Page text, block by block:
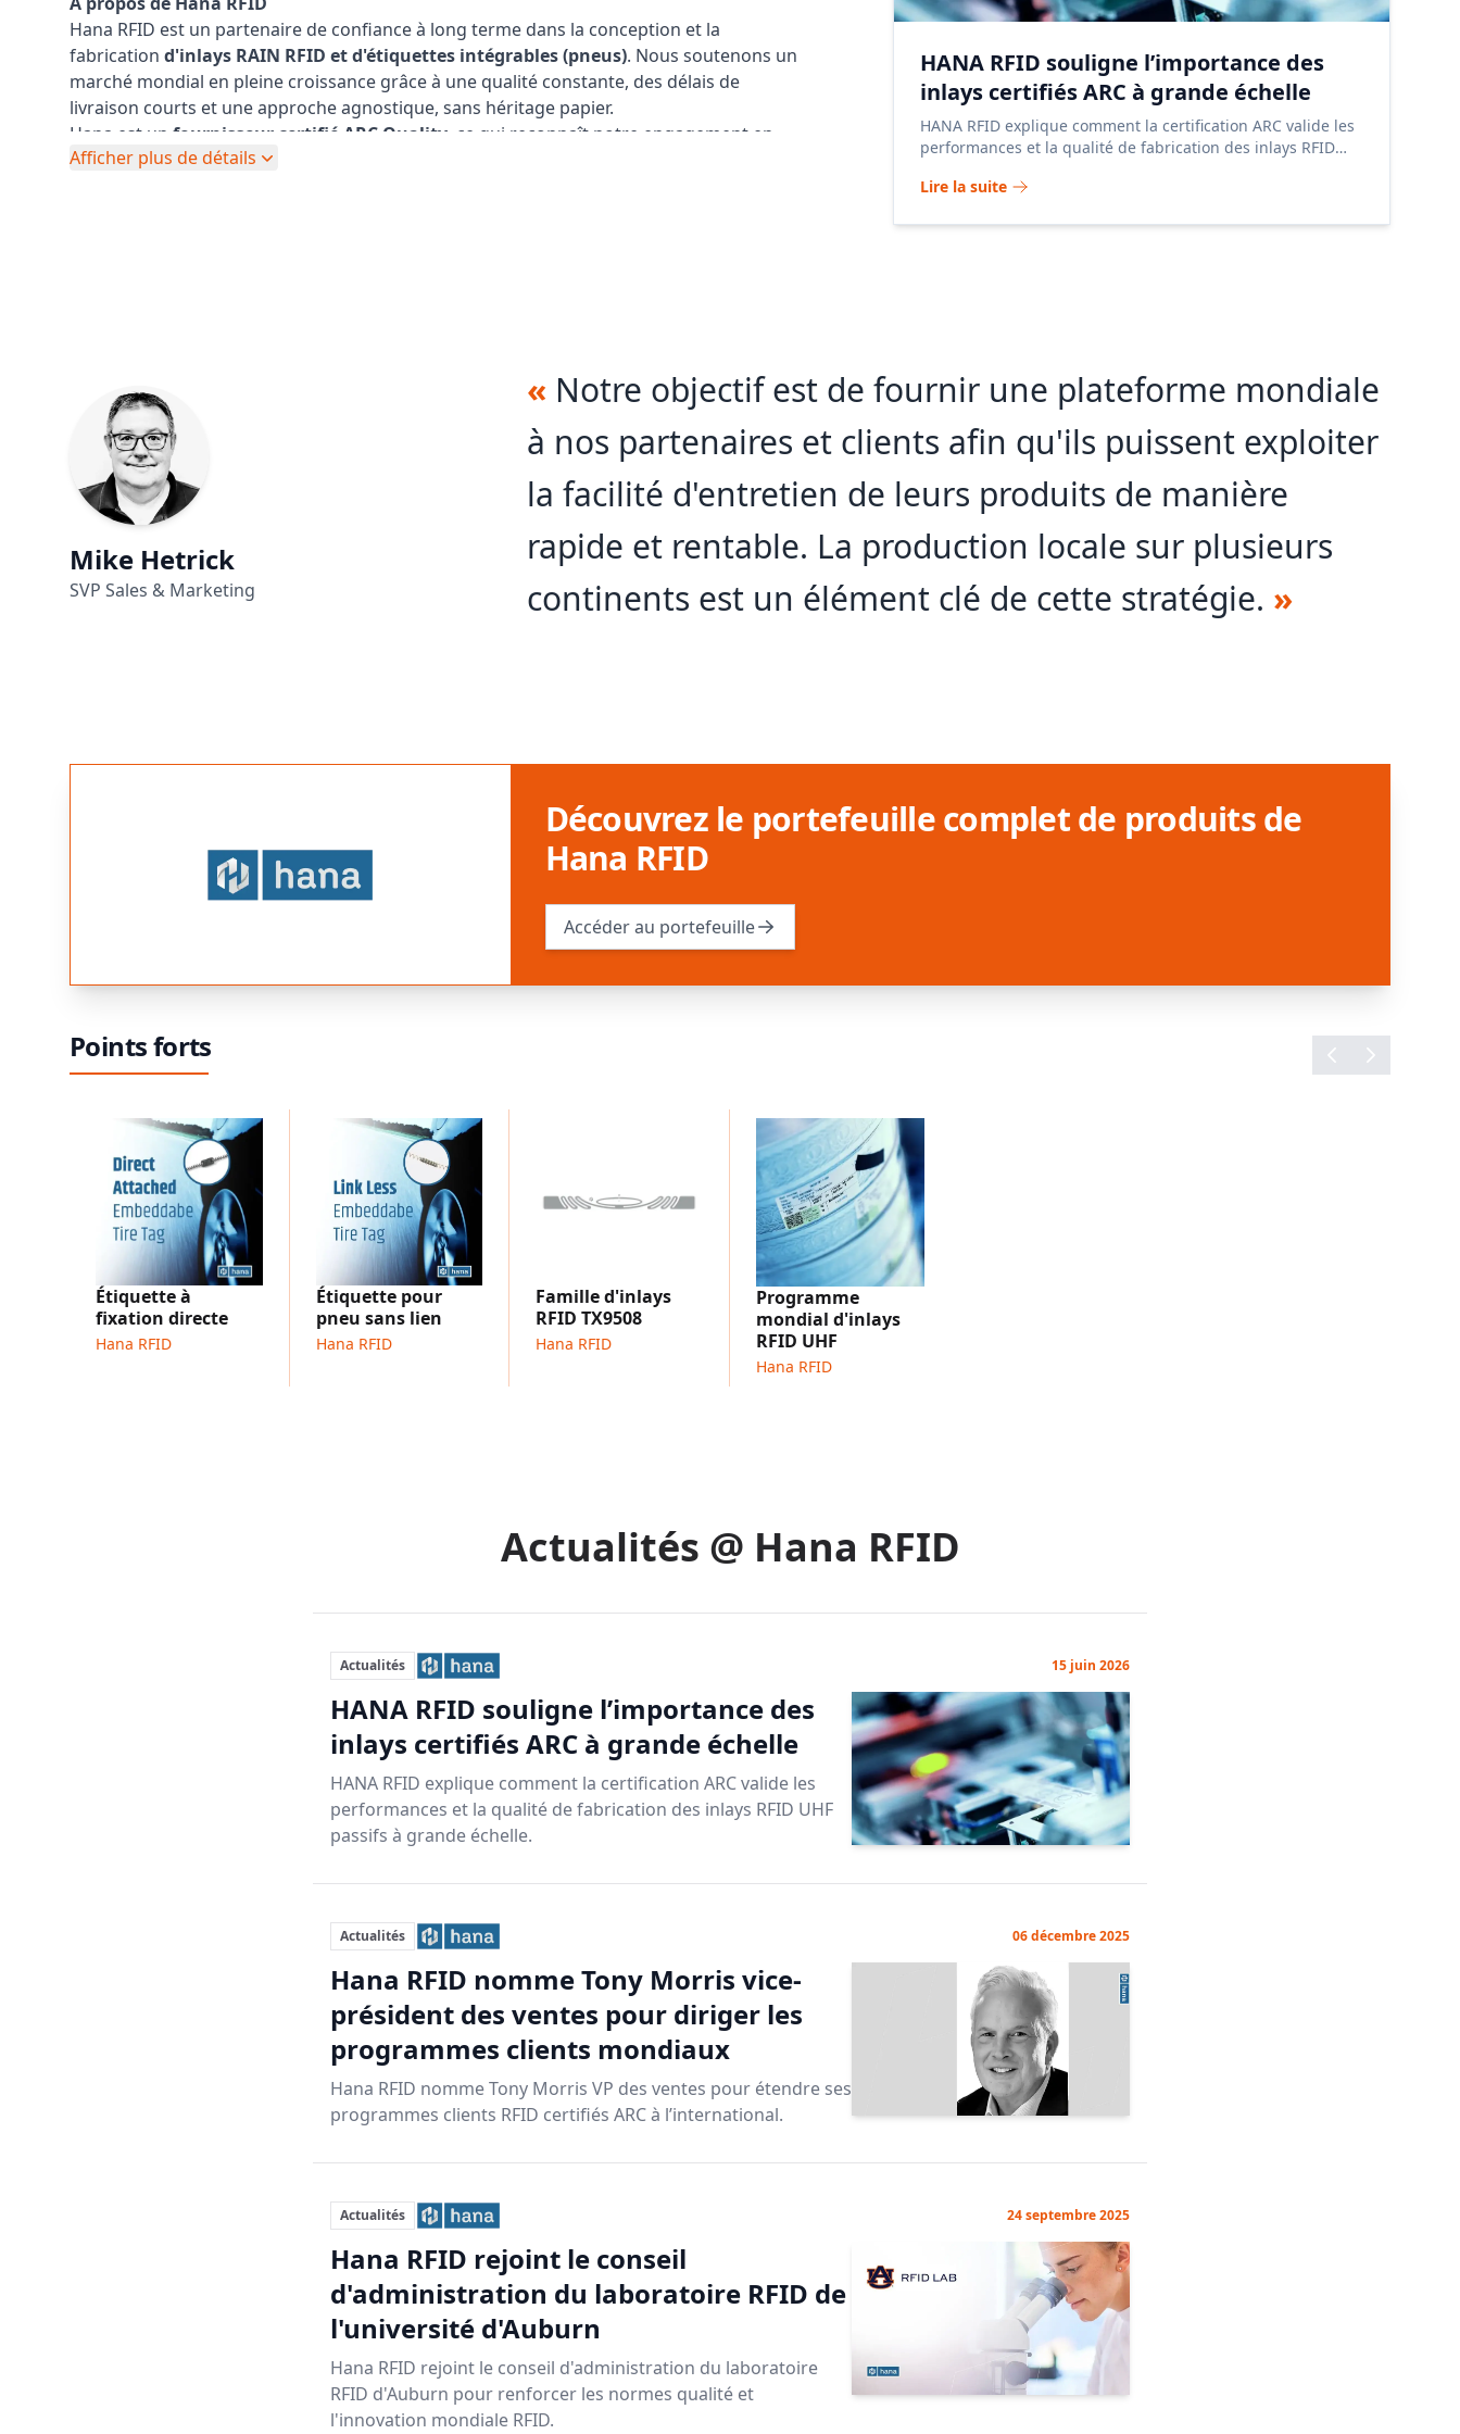
Hana RFID est un partenaire de confiance à long terme dans la conception et la
fabrication d'inlays RAIN RFID et d'étiquettes intégrables (pneus). Nous soutenons un
marché mondial en pleine croissance grâce à une qualité constante, des délais de
livraison courts et une approche agnostique, sans héritage papier.
Hana est un fournisseur certifié ARC Quality , ce qui reconnaît notre engagement en
matière de performance, de fiabilité et de contrôle des processus.
vente au détail, de l'automobile, de la logistique, de la gestion d'actifs, des soins de
santé, etc.
Afficher plus de détails
HANA RFID souligne l’importance des
inlays certifiés ARC à grande échelle
HANA RFID explique comment la certification ARC valide les
performances et la qualité de fabrication des inlays RFID
Lire la suite
Mike Hetrick
SVP Sales & Marketing
« Notre objectif est de fournir une plateforme mondiale
à nos partenaires et clients afin qu'ils puissent exploiter
la facilité d'entretien de leurs produits de manière
rapide et rentable. La production locale sur plusieurs
continents est un élément clé de cette stratégie. »
Découvrez le portefeuille complet de produits de
Hana RFID
Accéder au portefeuille
Points forts
Étiquette à
fixation directe
Hana RFID
Étiquette pour
pneu sans lien
Hana RFID
Famille d'inlays
RFID TX9508
Hana RFID
Programme
mondial d'inlays
RFID UHF
Hana RFID
Actualités @ Hana RFID
Actualités 15 juin 2026
HANA RFID souligne l’importance des
inlays certifiés ARC à grande échelle
HANA RFID explique comment la certification ARC valide les
performances et la qualité de fabrication des inlays RFID UHF
passifs à grande échelle.
Actualités 06 décembre 2025
Hana RFID nomme Tony Morris vice-
président des ventes pour diriger les
programmes clients mondiaux
Hana RFID nomme Tony Morris VP des ventes pour étendre ses
programmes clients RFID certifiés ARC à l’international.
Actualités 24 septembre 2025
Hana RFID rejoint le conseil
d'administration du laboratoire RFID de
l'université d'Auburn
Hana RFID rejoint le conseil d'administration du laboratoire
RFID d'Auburn pour renforcer les normes qualité et
l'innovation mondiale RFID.